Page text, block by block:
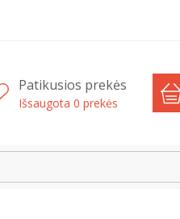
Patikusios prekės
Išsaugota 0 prekės